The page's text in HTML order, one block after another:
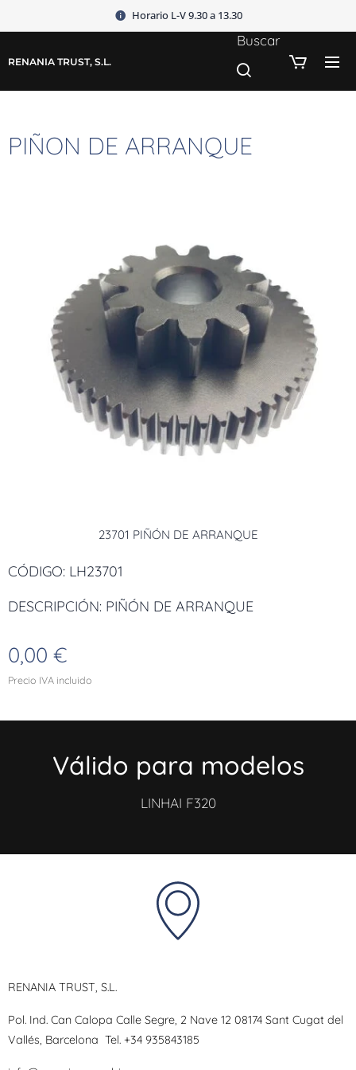
Horario L-V 9.30 a 13.30
RENANIA TRUST, S.L.
Buscar
PIÑON DE ARRANQUE
23701 PIÑÓN DE ARRANQUE
CÓDIGO: LH23701
DESCRIPCIÓN: PIÑÓN DE ARRANQUE
0,00 €
Precio IVA incluido
Válido para modelos
LINHAI F320
RENANIA TRUST, S.L.
Pol. Ind. Can Calopa Calle Segre, 2 Nave 12 08174 Sant Cugat del
Vallés, Barcelona Tel. +34 935843185